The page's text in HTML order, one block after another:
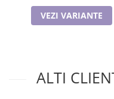
VEZI VARIANTE
ALTI